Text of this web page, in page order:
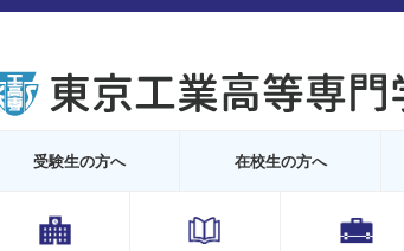
受験生の方へ 在校生の方へ